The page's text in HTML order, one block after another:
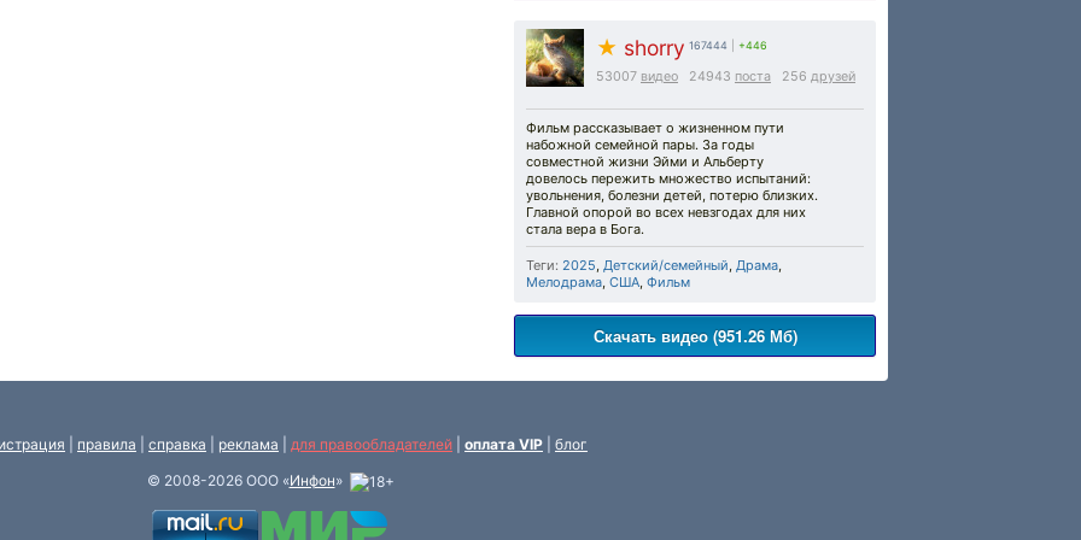
★ shorry 167444 +446
53007 видео 24943 поста 256 друзей
Фильм рассказывает о жизненном пути
набожной семейной пары. За годы
совместной жизни Эйми и Альберту
довелось пережить множество испытаний:
увольнения, болезни детей, потерю близких.
Главной опорой во всех невзгодах для них
стала вера в Бога.
Теги: 2025 Детский/семейный Драма
Мелодрама США Фильм
Скачать видео (951.26 Мб)
правила справка реклама для правообладателей оплата VIP
блог
© 2008-2026 ООО «Инфон»